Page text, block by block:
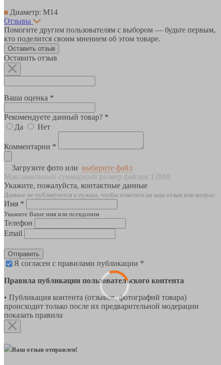
Диаметр: М14
Отзывы
Помогите другим пользователям с выбором — будьте первым,
кто поделится своим мнением об этом товаре.
Оставить отзыв
Оставить отзыв
Ваша оценка *
Рекомендуете данный товар? *
Да
Нет
Комментарии *
Загрузите фото или выберите файл
Максимальный суммарный размер файлов 12MB
Укажите, пожалуйста, контактные данные
Данные не публикуются и нужны, чтобы ответить на ваш отзыв или вопрос
Имя *
Укажите Ваше имя или псевдоним
Телефон
Email
Отправить
Я согласен с правилами публикации *
Правила публикации пользовательского контента
• Публикация контента (отзывов, фотографий товара)
происходит только после их предварительной модерации
показать правила
Ваш отзыв отправлен!